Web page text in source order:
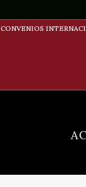
CONVENIOS